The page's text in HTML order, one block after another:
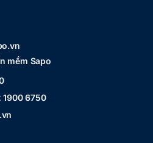
mềm Sapo
1900 6750